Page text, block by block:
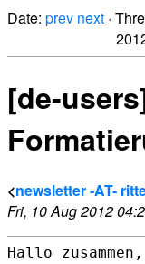
Date: prev next ·
[de-
<newsletter -AT-
Fri, 10 Aug 2012
Hallo zusammen,